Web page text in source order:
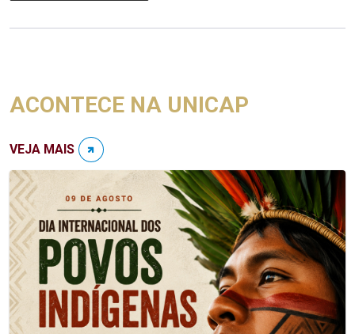
ACONTECE NA UNICAP
VEJA MAIS